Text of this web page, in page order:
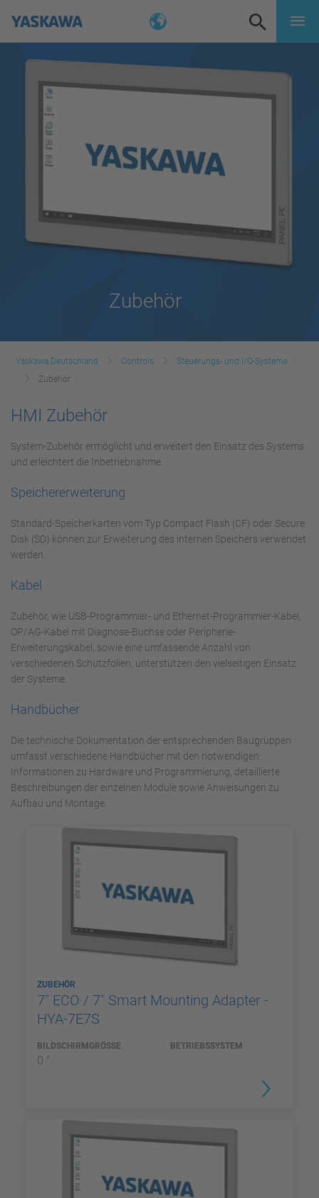
Zubehör
Yaskawa Deutschland Controls
Steuerungs- und I/O-Systeme
Zubehör
HMI Zubehör
System-Zubehör ermöglicht und erweitert den Einsatz des Systems
und erleichtert die Inbetriebnahme.
Speichererweiterung
Standard-Speicherkarten vom Typ Compact Flash (CF) oder Secure
Disk (SD) können zur Erweiterung des internen Speichers verwendet
werden.
Kabel
Zubehör, wie USB-Programmier- und Ethernet-Programmier-Kabel,
OP/AG-Kabel mit Diagnose-Buchse oder Peripherie-
Erweiterungskabel, sowie eine umfassende Anzahl von
verschiedenen Schutzfolien, unterstützen den vielseitigen Einsatz
der Systeme.
Handbücher
Die technische Dokumentation der entsprechenden Baugruppen
umfasst verschiedene Handbücher mit den notwendigen
Informationen zu Hardware und Programmierung, detaillierte
Beschreibungen der einzelnen Module sowie Anweisungen zu
Aufbau und Montage.
ZUBEHÖR
7" ECO / 7" Smart Mounting Adapter -
HYA-7E7S
BILDSCHIRMGRÖSSE
0 "
BETRIEBSSYSTEM